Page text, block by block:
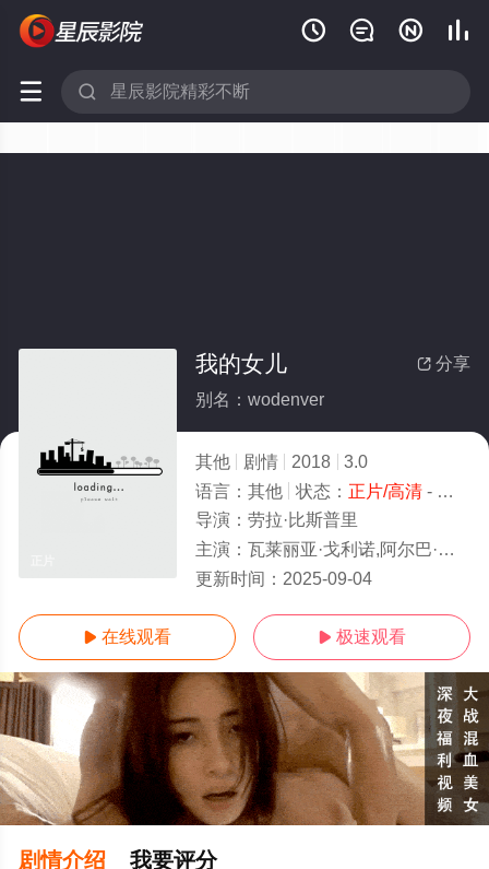
   
 
 分享
我的女儿
别名：wodenver
其他 剧情 2018
3.0
语言： 其他 状态： 正片/高清- 免费在线观看
导演： 劳拉·比斯普里
主演： 瓦莱丽亚·戈利诺,阿尔巴·罗尔瓦赫尔,撒拉·卡苏
更新时间： 2025-09-04
 在线观看  极速观看
剧情介绍 我要评分